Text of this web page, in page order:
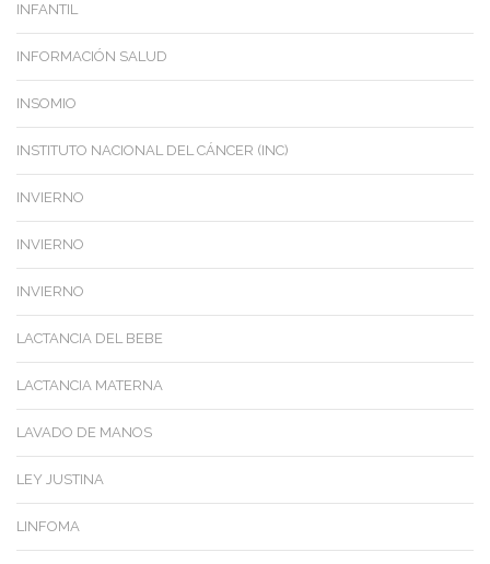
INFANTIL
INFORMACIÓN SALUD
INSOMIO
INSTITUTO NACIONAL DEL CÁNCER (INC)
INVIERNO
INVIERNO
INVIERNO
LACTANCIA DEL BEBE
LACTANCIA MATERNA
LAVADO DE MANOS
LEY JUSTINA
LINFOMA